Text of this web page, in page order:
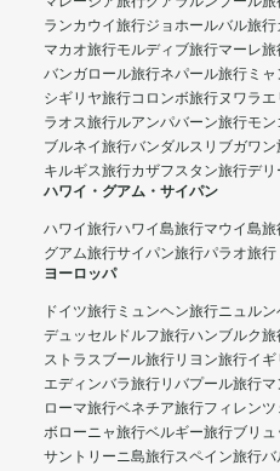
ランカウイ旅行ジョホールバル旅行
マカオ旅行モルディブ旅行マーレ旅
バンガロール旅行ネパール旅行 ミ
シギリヤ旅行コロンボ旅行ヌワラ
ラオス旅行ルアンパバーン旅行モ
ブルネイ旅行バンダルスリブガワン
キルギス旅行カザフスタン旅行デリ
ハワイ・グアム・サイパン
ハワイ旅行ハワイ島旅行マウイ島旅
グアム旅行サイパン旅行パラオ旅行
ヨーロッパ
ドイツ旅行 ミュンヘン旅行ニュル
デュッセルドルフ旅行ハンブルク旅
ストラスブール旅行リヨン旅行イ
エディンバラ旅行リバプール旅行マ
ローマ旅行ベネチア旅行フィレン
ボローニャ旅行ベルギー旅行ブリ
サントリーニ島旅行スペイン旅行バ